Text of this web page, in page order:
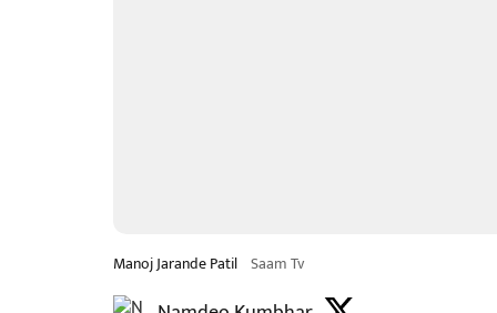
Manoj Jarande Patil Saam Tv